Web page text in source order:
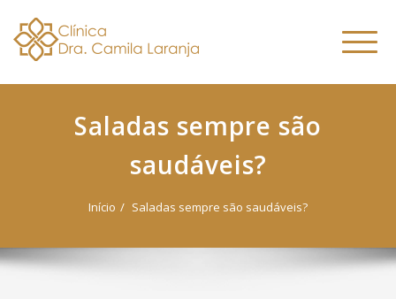
content
Laranja
Especialista em Fitoterapia
Saladas sempre são
saudáveis?
Início Saladas sempre são saudáveis?